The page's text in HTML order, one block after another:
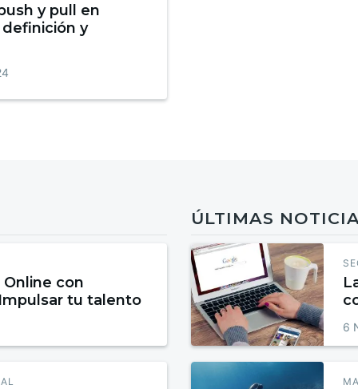
y pull en
y
Online con
tu talento
ÚLTIMAS
6